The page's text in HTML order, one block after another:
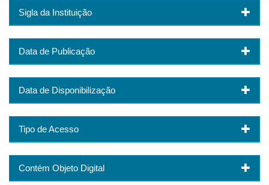
Sigla da Instituição
Data de Publicação
Data de Disponibilização
Tipo de Acesso
Contém Objeto Digital